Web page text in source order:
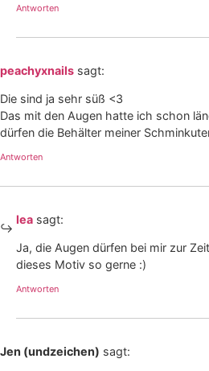
Antworten
peachyxnails sagt:
Die sind ja sehr süß <3
Das mit den Augen hatte ich schon
dürfen die Behälter meiner
Antworten
lea sagt:
Ja, die Augen dürfen bei mir zur
dieses Motiv so gerne :)
Antworten
Jen (undzeichen) sagt: